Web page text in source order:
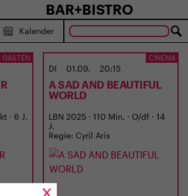
BAR+BISTRO
Kalender
GÄSTEN
· 6 J.
CINEMA
DI 01.09. 20:15
A SAD AND BEAUTIFUL
WORLD
LBN 2025 · 110 Min. · O/df · 14
J.
Regie: Cyril Aris